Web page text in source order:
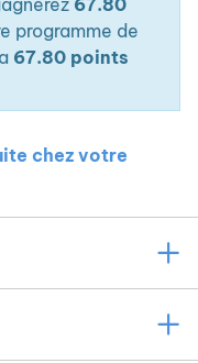
67.80
programme de
67.80 points
chez votre